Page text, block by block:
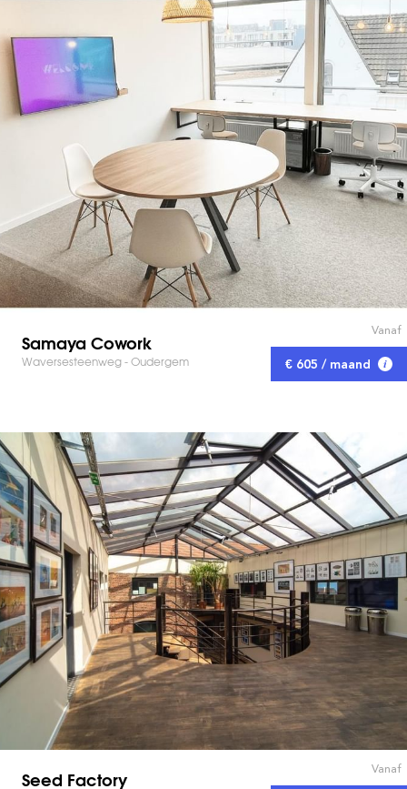
Samaya Cowork
Waversesteenweg - Oudergem
Vanaf
€ 605 / maand
Seed Factory Vanaf